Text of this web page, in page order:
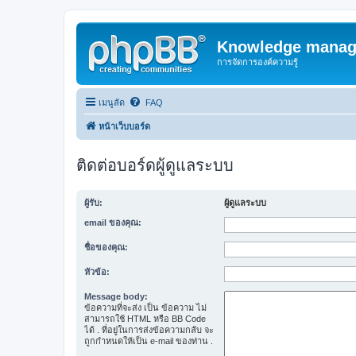
Knowledge
การจัดการองค์ความรู้
เมนูลัด FAQ
หน้าเว็บบอร์ด
ติดต่อบอร์ดผู้ดูแลระบบ
ผู้รับ: ผู้ดูแลระบบ
email ของคุณ:
ชื่อของคุณ:
หัวข้อ:
Message body:
ข้อความที่จะส่ง เป็น ข้อความ ไม่
สามารถใช้ HTML หรือ BB Code
ได้ . ที่อยู่ในการส่งข้อความกลับ จะ
ถูกกำหนดให้เป็น e-mail ของท่าน .